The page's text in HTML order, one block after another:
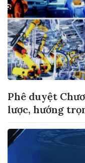
Phê duyệt
lược, hướng